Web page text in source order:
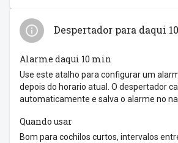
Despertador para daqui
Alarme daqui 10 min
Use este atalho para configurar um
depois do horario atual. O despertador
automaticamente e salva o alarme no
Quando usar
Bom para cochilos curtos, intervalos